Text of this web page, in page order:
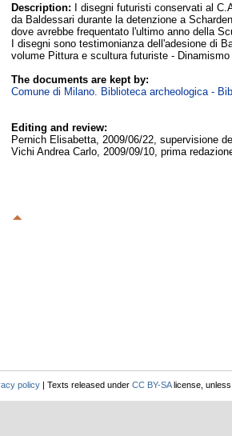
Description: I disegni futuristi conservati al
da Baldessari durante la detenzione a
dove avrebbe frequentato l'ultimo anno della
I disegni sono testimonianza dell'adesione di
volume Pittura e scultura futuriste -
The documents are kept by:
Comune di Milano. Biblioteca archeologica -
Editing and review:
Pernich Elisabetta, 2009/06/22, supervisione
Vichi Andrea Carlo, 2009/09/10, prima
policy | Texts released under CC BY-SAlicense, unless